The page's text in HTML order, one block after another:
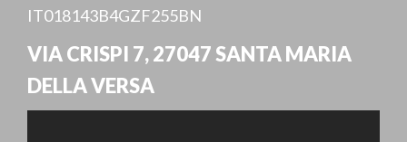
IT018143B4GZF255BN
VIA CRISPI 7,27047 SANTA MARIA
DELLA VERSA